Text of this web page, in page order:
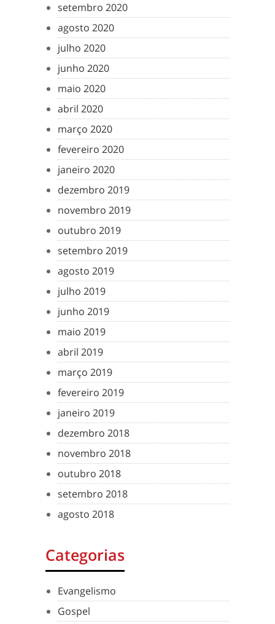
setembro 2020
agosto 2020
julho 2020
junho 2020
maio 2020
abril 2020
março 2020
fevereiro 2020
janeiro 2020
dezembro 2019
novembro 2019
outubro 2019
setembro 2019
agosto 2019
julho 2019
junho 2019
maio 2019
abril 2019
março 2019
fevereiro 2019
janeiro 2019
dezembro 2018
novembro 2018
outubro 2018
setembro 2018
agosto 2018
Categorias
Evangelismo
Gospel